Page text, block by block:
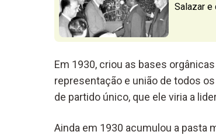
Salazar e
Em 1930, criou as bases
representação e união de todos
de partido único, que ele viria a
Ainda em 1930 acumulou a pasta